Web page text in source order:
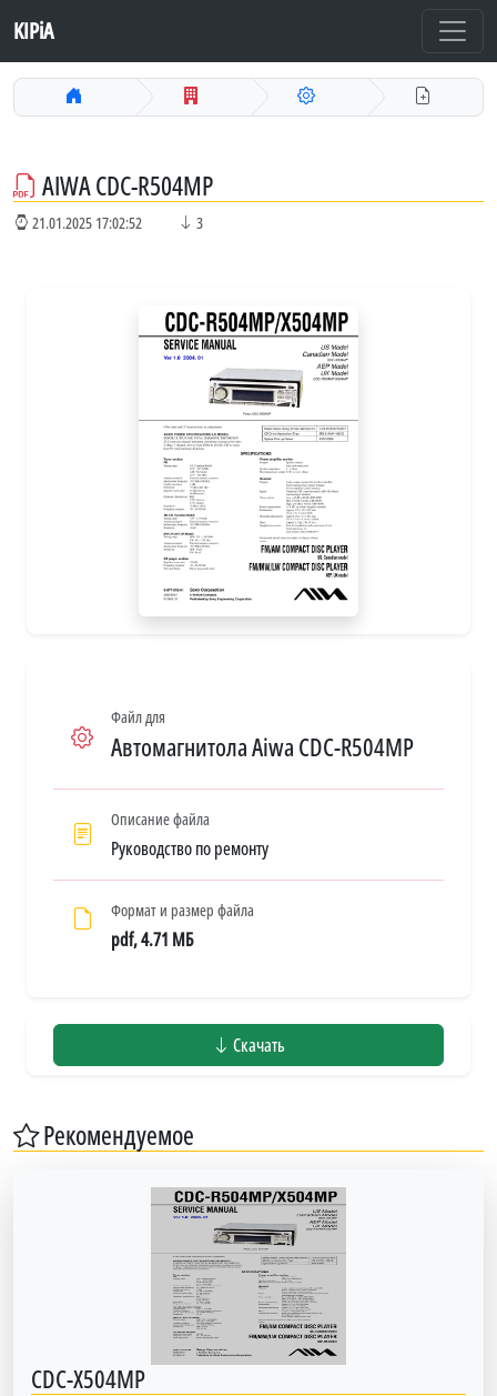
KIPiA
AIWA CDC-R504MP
21.01.2025 17:02:52 3
Файл для
Автомагнитола Aiwa CDC-R504MP
Описание файла
Руководство по ремонту
Формат и размер файла
pdf, 4.71 МБ
Скачать
Рекомендуемое
CDC-X504MP